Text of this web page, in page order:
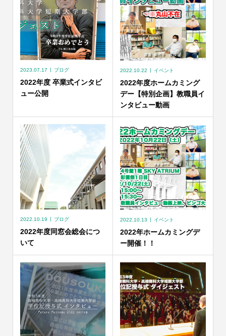
2023.07.17 ブログ
2022年度 卒業式インタビ
ュー公開
2022.10.22 イベント
2022年度ホームカミング
デー【特別企画】教職員イ
ンタビュー動画
2022.10.19 ブログ
2022年度同窓会総会につ
いて
2022.10.13 イベント
2022年ホームカミングデ
ー開催！！